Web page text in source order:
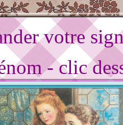
votre
- clic